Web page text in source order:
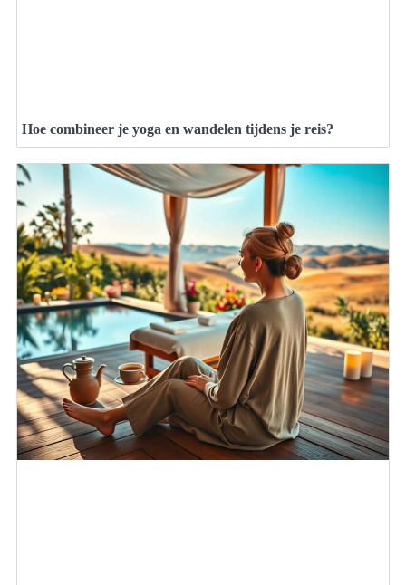
Hoe combineer je yoga en wandelen tijdens je reis?